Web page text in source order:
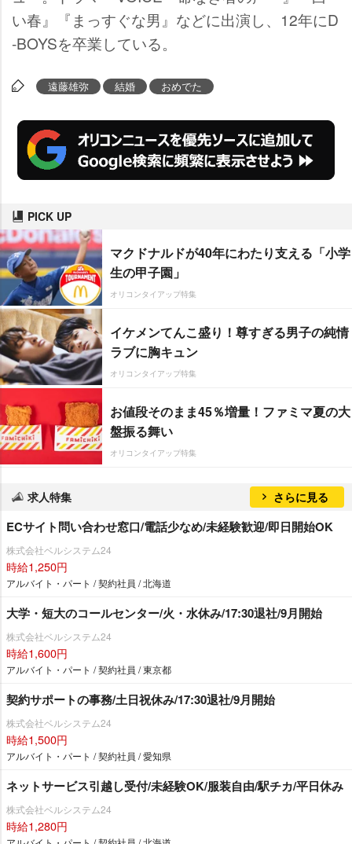
い春』『まっすぐな男』などに出演し、12年にD
-BOYSを卒業している。
遠藤雄弥 結婚 おめでた
PICK UP
マクドナルドが40年にわたり支える「小学
生の甲子園」
オリコンタイアップ特集
イケメンてんこ盛り！尊すぎる男子の純情
ラブに胸キュン
オリコンタイアップ特集
お値段そのまま45％増量！ファミマ夏の大
盤振る舞い
オリコンタイアップ特集
求人特集 さらに見る
ECサイト問い合わせ窓口/電話少なめ/未経験歓迎/即日開始OK
株式会社ベルシステム24
時給1,250円
アルバイト・パート / 契約社員 / 北海道
大学・短大のコールセンター/火・水休み/17:30退社/9月開始
株式会社ベルシステム24
時給1,600円
アルバイト・パート / 契約社員 / 東京都
契約サポートの事務/土日祝休み/17:30退社/9月開始
株式会社ベルシステム24
時給1,500円
アルバイト・パート / 契約社員 / 愛知県
ネットサービス引越し受付/未経験OK/服装自由/駅チカ/平日休み
株式会社ベルシステム24
時給1,280円